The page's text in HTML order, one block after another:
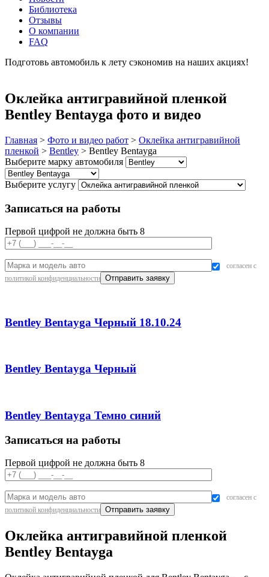
Библиотека
Отзывы
О компании
FAQ
Подготовь автомобиль к лету сэкономив на наших акциях!
Оклейка антигравийной пленкой
Bentley Bentayga фото и видео
Главная > Фото и видео работ > Оклейка антигравийной
пленкой > Bentley > Bentley Bentayga
Выберите марку автомобиля
Выберите услугу
Записаться на работы
Первой цифрой не должна быть 8
согласен с
политикой конфиденциальности
Bentley Bentayga Черный 18.10.24
Bentley Bentayga Черный
Bentley Bentayga Темно синий
Записаться на работы
Первой цифрой не должна быть 8
согласен с
политикой конфиденциальности
Оклейка антигравийной пленкой
Bentley Bentayga